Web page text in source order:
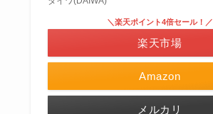
Amazon
＼楽天ポイント4倍セール！／
楽天市場
メルカリ